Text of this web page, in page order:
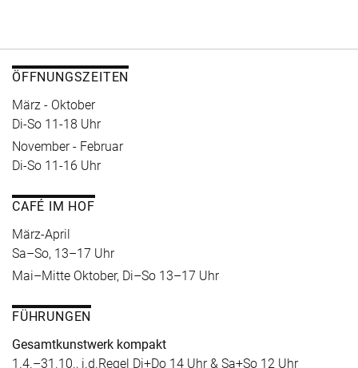
ÖFFNUNGSZEITEN
März - Oktober
Di-So 11-18 Uhr
November - Februar
Di-So 11-16 Uhr
CAFÉ IM HOF
März-April
Sa–So, 13–17 Uhr
Mai–Mitte Oktober, Di–So 13–17 Uhr
FÜHRUNGEN
Gesamtkunstwerk kompakt
1.4.–31.10., i.d.Regel Di+Do 14 Uhr & Sa+So 12 Uhr